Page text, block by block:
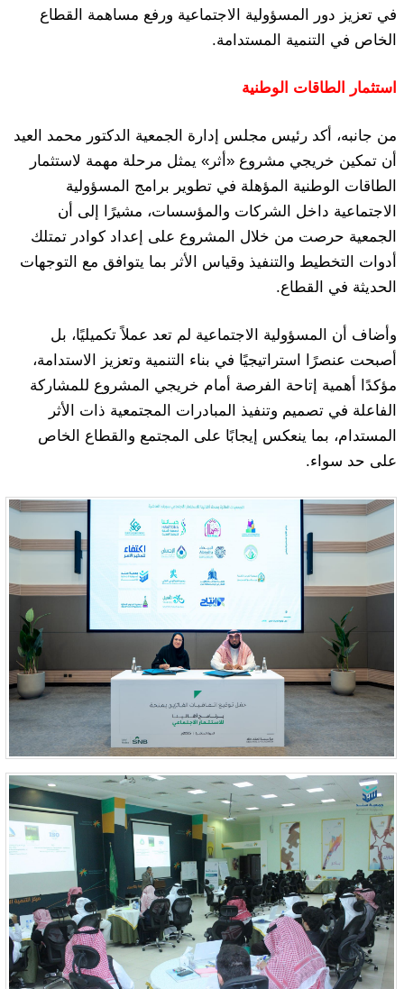
في تعزيز دور المسؤولية الاجتماعية ورفع مساهمة القطاع
الخاص في التنمية المستدامة.
استثمار الطاقات الوطنية
من جانبه، أكد رئيس مجلس إدارة الجمعية الدكتور محمد العيد
أن تمكين خريجي مشروع «أثر» يمثل مرحلة مهمة لاستثمار
الطاقات الوطنية المؤهلة في تطوير برامج المسؤولية
الاجتماعية داخل الشركات والمؤسسات، مشيرًا إلى أن
الجمعية حرصت من خلال المشروع على إعداد كوادر تمتلك
أدوات التخطيط والتنفيذ وقياس الأثر بما يتوافق مع التوجهات
الحديثة في القطاع.
وأضاف أن المسؤولية الاجتماعية لم تعد عملاً تكميليًا، بل
أصبحت عنصرًا استراتيجيًا في بناء التنمية وتعزيز الاستدامة،
مؤكدًا أهمية إتاحة الفرصة أمام خريجي المشروع للمشاركة
الفاعلة في تصميم وتنفيذ المبادرات المجتمعية ذات الأثر
المستدام، بما ينعكس إيجابًا على المجتمع والقطاع الخاص
على حد سواء.